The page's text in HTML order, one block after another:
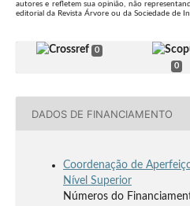
autores e refletem sua opinião, não
editorial da Revista Árvore ou da Sociedade de
0
0
DADOS DE FINANCIAMENTO
Coordenação de
Nível Superior
Números do